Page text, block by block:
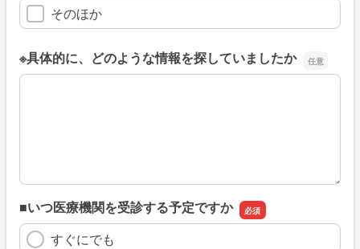
そのほか
※具体的に、どのような情報を探していましたか
※具体的に、どのような情報を探していましたか
■いつ医療機関を受診する予定ですか
すぐにでも